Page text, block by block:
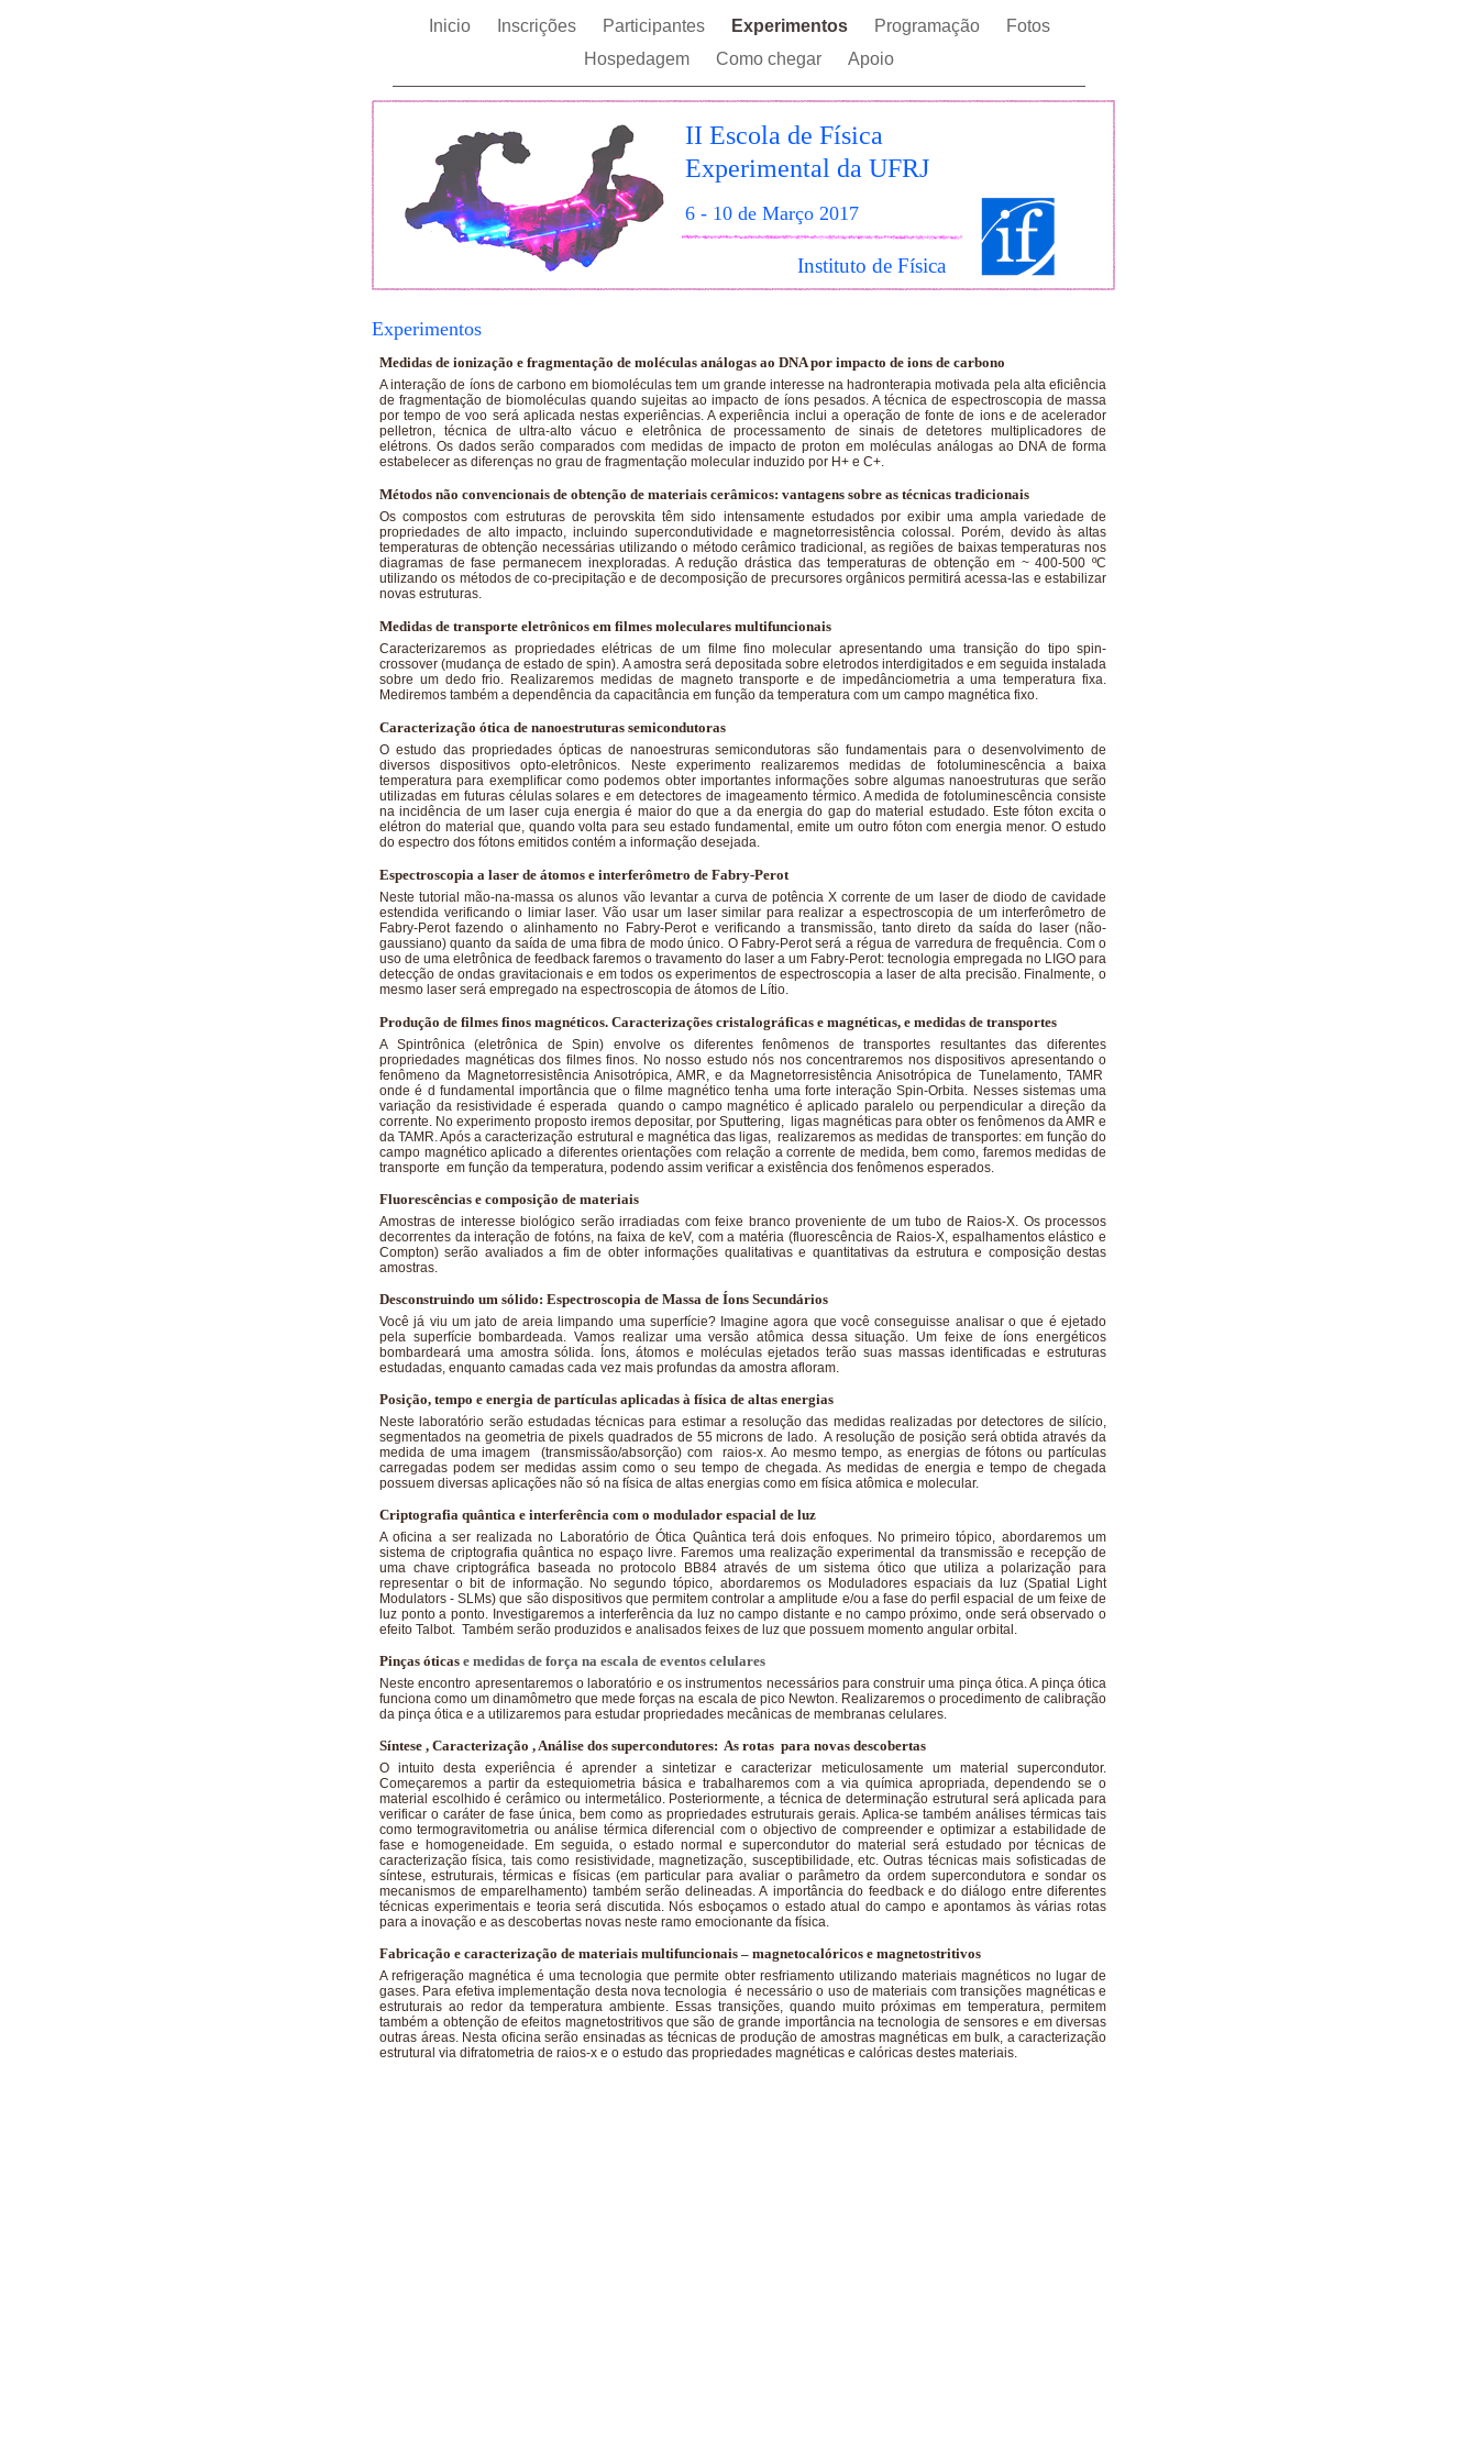
Inicio Inscrições Participantes Experimentos Programação
Fotos
Hospedagem
Como chegar Apoio
Medidas de ionização e fragmentação de moléculas análogas ao DNA por impacto de ions de carbono
A interação de íons de carbono em biomoléculas tem um grande interesse na hadronterapia motivada pela alta eficiência
de fragmentação de biomoléculas quando sujeitas ao impacto de íons pesados. A técnica de espectroscopia de massa
por tempo de voo será aplicada nestas experiências. A experiência inclui a operação de fonte de ions e de acelerador
pelletron, técnica de ultra-alto vácuo e eletrônica de processamento de sinais de detetores multiplicadores de
elétrons. Os dados serão comparados com medidas de impacto de proton em moléculas análogas ao DNA de forma
estabelecer as diferenças no grau de fragmentação molecular induzido por H+ e C+.
Métodos não convencionais de obtenção de materiais cerâmicos: vantagens sobre as técnicas tradicionais
Os compostos com estruturas de perovskita têm sido intensamente estudados por exibir uma ampla variedade de
propriedades de alto impacto, incluindo supercondutividade e magnetorresistência colossal. Porém, devido às altas
temperaturas de obtenção necessárias utilizando o método cerâmico tradicional, as regiões de baixas temperaturas nos
diagramas de fase permanecem inexploradas. A redução drástica das temperaturas de obtenção em ~ 400-500 ºC
utilizando os métodos de co-precipitação e de decomposição de precursores orgânicos permitirá acessa-las e estabilizar
novas estruturas.
Medidas de transporte eletrônicos em filmes moleculares multifuncionais
Caracterizaremos as propriedades elétricas de um filme fino molecular apresentando uma transição do tipo spin-
crossover (mudança de estado de spin). A amostra será depositada sobre eletrodos interdigitados e em seguida instalada
sobre um dedo frio. Realizaremos medidas de magneto transporte e de impedânciometria a uma temperatura fixa.
Mediremos também a dependência da capacitância em função da temperatura com um campo magnética fixo.
Caracterização ótica de nanoestruturas semicondutoras
O estudo das propriedades ópticas de nanoestruras semicondutoras são fundamentais para o desenvolvimento de
diversos dispositivos opto-eletrônicos. Neste experimento realizaremos medidas de fotoluminescência a baixa
temperatura para exemplificar como podemos obter importantes informações sobre algumas nanoestruturas que serão
utilizadas em futuras células solares e em detectores de imageamento térmico. A medida de fotoluminescência consiste
na incidência de um laser cuja energia é maior do que a da energia do gap do material estudado. Este fóton excita o
elétron do material que, quando volta para seu estado fundamental, emite um outro fóton com energia menor. O estudo
do espectro dos fótons emitidos contém a informação desejada.
Espectroscopia a laser de átomos e interferômetro de Fabry-Perot
Neste tutorial mão-na-massa os alunos vão levantar a curva de potência X corrente de um laser de diodo de cavidade
estendida verificando o limiar laser. Vão usar um laser similar para realizar a espectroscopia de um interferômetro de
Fabry-Perot fazendo o alinhamento no Fabry-Perot e verificando a transmissão, tanto direto da saída do laser (não-
gaussiano) quanto da saída de uma fibra de modo único. O Fabry-Perot será a régua de varredura de frequência. Com o
uso de uma eletrônica de feedback faremos o travamento do laser a um Fabry-Perot: tecnologia empregada no LIGO para
detecção de ondas gravitacionais e em todos os experimentos de espectroscopia a laser de alta precisão. Finalmente, o
mesmo laser será empregado na espectroscopia de átomos de Lítio.
Produção de filmes finos magnéticos. Caracterizações cristalográficas e magnéticas, e medidas de transportes
A Spintrônica (eletrônica de Spin) envolve os diferentes fenômenos de transportes resultantes das diferentes
propriedades magnéticas dos filmes finos. No nosso estudo nós nos concentraremos nos dispositivos apresentando o
fenômeno da Magnetorresistência Anisotrópica, AMR, e da Magnetorresistência Anisotrópica de Tunelamento, TAMR
onde é d fundamental importância que o filme magnético tenha uma forte interação Spin-Orbita. Nesses sistemas uma
variação da resistividade é esperada quando o campo magnético é aplicado paralelo ou perpendicular a direção da
corrente. No experimento proposto iremos depositar, por Sputtering, ligas magnéticas para obter os fenômenos da AMR e
da TAMR. Após a caracterização estrutural e magnética das ligas, realizaremos as medidas de transportes: em função do
campo magnético aplicado a diferentes orientações com relação a corrente de medida, bem como, faremos medidas de
transporte em função da temperatura, podendo assim verificar a existência dos fenômenos esperados.
Fluorescências e composição de materiais
Amostras de interesse biológico serão irradiadas com feixe branco proveniente de um tubo de Raios-X. Os processos
decorrentes da interação de fotóns, na faixa de keV, com a matéria (fluorescência de Raios-X, espalhamentos elástico e
Compton) serão avaliados a fim de obter informações qualitativas e quantitativas da estrutura e composição destas
amostras.
Desconstruindo um sólido: Espectroscopia de Massa de Íons Secundários
Você já viu um jato de areia limpando uma superfície? Imagine agora que você conseguisse analisar o que é ejetado
pela superfície bombardeada. Vamos realizar uma versão atômica dessa situação. Um feixe de íons energéticos
bombardeará uma amostra sólida. Íons, átomos e moléculas ejetados terão suas massas identificadas e estruturas
estudadas, enquanto camadas cada vez mais profundas da amostra afloram.
Posição, tempo e energia de partículas aplicadas à física de altas energias
Neste laboratório serão estudadas técnicas para estimar a resolução das medidas realizadas por detectores de silício,
segmentados na geometria de pixels quadrados de 55 microns de lado. A resolução de posição será obtida através da
medida de uma imagem (transmissão/absorção) com raios-x. Ao mesmo tempo, as energias de fótons ou partículas
carregadas podem ser medidas assim como o seu tempo de chegada. As medidas de energia e tempo de chegada
possuem diversas aplicações não só na física de altas energias como em física atômica e molecular.
Criptografia quântica e interferência com o modulador espacial de luz
A oficina a ser realizada no Laboratório de Ótica Quântica terá dois enfoques. No primeiro tópico, abordaremos um
sistema de criptografia quântica no espaço livre. Faremos uma realização experimental da transmissão e recepção de
uma chave criptográfica baseada no protocolo BB84 através de um sistema ótico que utiliza a polarização para
representar o bit de informação. No segundo tópico, abordaremos os Moduladores espaciais da luz (Spatial Light
Modulators - SLMs) que são dispositivos que permitem controlar a amplitude e/ou a fase do perfil espacial de um feixe de
luz ponto a ponto. Investigaremos a interferência da luz no campo distante e no campo próximo, onde será observado o
efeito Talbot. Também serão produzidos e analisados feixes de luz que possuem momento angular orbital.
Pinças óticas e medidas de força na escala de eventos celulares
Neste encontro apresentaremos o laboratório e os instrumentos necessários para construir uma pinça ótica. A pinça ótica
funciona como um dinamômetro que mede forças na escala de pico Newton. Realizaremos o procedimento de calibração
da pinça ótica e a utilizaremos para estudar propriedades mecânicas de membranas celulares.
Síntese , Caracterização , Análise dos supercondutores: As rotas para novas descobertas
O intuito desta experiência é aprender a sintetizar e caracterizar meticulosamente um material supercondutor.
Começaremos a partir da estequiometria básica e trabalharemos com a via química apropriada, dependendo se o
material escolhido é cerâmico ou intermetálico. Posteriormente, a técnica de determinação estrutural será aplicada para
verificar o caráter de fase única, bem como as propriedades estruturais gerais. Aplica-se também análises térmicas tais
como termogravitometria ou análise térmica diferencial com o objectivo de compreender e optimizar a estabilidade de
fase e homogeneidade. Em seguida, o estado normal e supercondutor do material será estudado por técnicas de
caracterização física, tais como resistividade, magnetização, susceptibilidade, etc. Outras técnicas mais sofisticadas de
síntese, estruturais, térmicas e físicas (em particular para avaliar o parâmetro da ordem supercondutora e sondar os
mecanismos de emparelhamento) também serão delineadas. A importância do feedback e do diálogo entre diferentes
técnicas experimentais e teoria será discutida. Nós esboçamos o estado atual do campo e apontamos às várias rotas
para a inovação e as descobertas novas neste ramo emocionante da física.
Fabricação e caracterização de materiais multifuncionais – magnetocalóricos e magnetostritivos
A refrigeração magnética é uma tecnologia que permite obter resfriamento utilizando materiais magnéticos no lugar de
gases. Para efetiva implementação desta nova tecnologia é necessário o uso de materiais com transições magnéticas e
estruturais ao redor da temperatura ambiente. Essas transições, quando muito próximas em temperatura, permitem
também a obtenção de efeitos magnetostritivos que são de grande importância na tecnologia de sensores e em diversas
outras áreas. Nesta oficina serão ensinadas as técnicas de produção de amostras magnéticas em bulk, a caracterização
estrutural via difratometria de raios-x e o estudo das propriedades magnéticas e calóricas destes materiais.
Instituto de Física
II Escola de Física
Experimental da UFRJ
6 - 10 de Março 2017
Experimentos